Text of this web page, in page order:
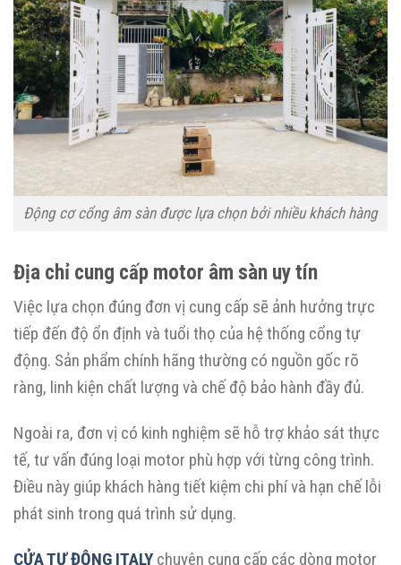
Động cơ cổng âm sàn được lựa chọn bởi nhiều khách hàng
Địa chỉ cung cấp motor âm sàn uy tín
Việc lựa chọn đúng đơn vị cung cấp sẽ ảnh hưởng trực
tiếp đến độ ổn định và tuổi thọ của hệ thống cổng tự
động. Sản phẩm chính hãng thường có nguồn gốc rõ
ràng, linh kiện chất lượng và chế độ bảo hành đầy đủ.
Ngoài ra, đơn vị có kinh nghiệm sẽ hỗ trợ khảo sát thực
tế, tư vấn đúng loại motor phù hợp với từng công trình.
Điều này giúp khách hàng tiết kiệm chi phí và hạn chế lỗi
phát sinh trong quá trình sử dụng.
CỬA TỰ ĐỘNG ITALY chuyên cung cấp các dòng motor